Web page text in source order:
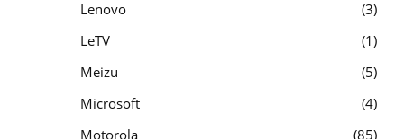
Lenovo
3
LeTV
1
Meizu
5
Microsoft
4
Motorola
85